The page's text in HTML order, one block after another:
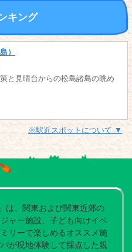
キング
）
と見晴台からの松島諸島の眺め
※駅近スポットについて ▼
は、関東および関東近郊の
ャー施設、子ども向けイベ
リーで楽しめるオススメ施
が現地体験して採点した親